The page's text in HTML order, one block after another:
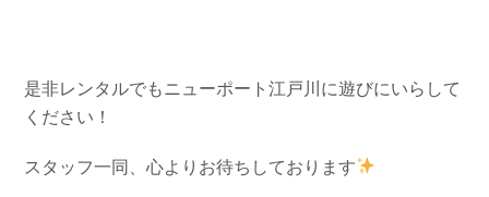
是非レンタルでもニューポート江戸川に遊びにいらして
ください！
スタッフ一同、心よりお待ちしております